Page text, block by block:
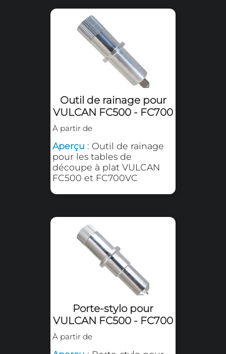
Couteaux pleine chair
60° SECABO FC
Aperçu: Lames de
découpe pleine chair 60°
plat SECABO FC50 et
FC100
Porte-lame pour
VULCAN FC500 - FC700